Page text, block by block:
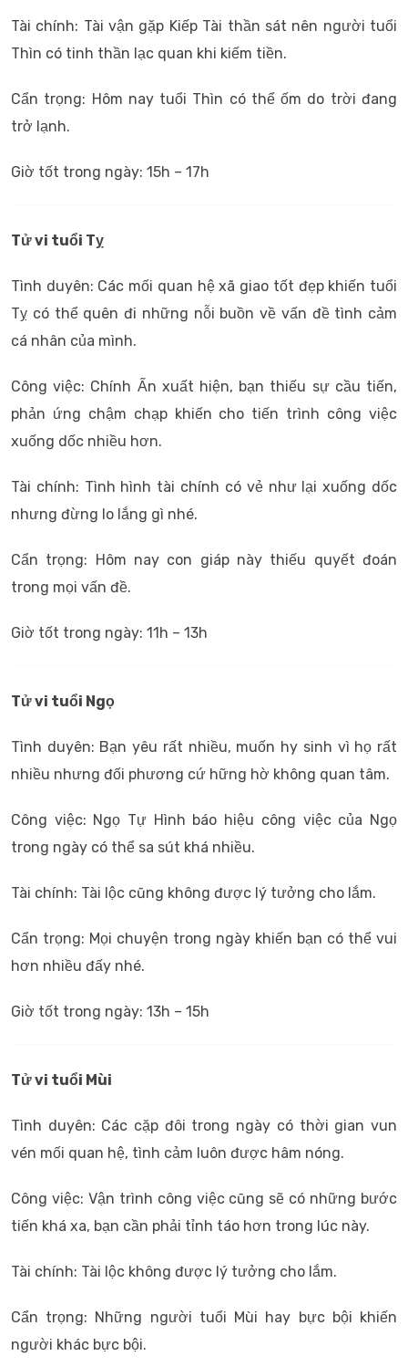
Tài chính: Tài vận gặp Kiếp Tài thần sát nên người tuổi
Thìn có tinh thần lạc quan khi kiếm tiền.
Cẩn trọng: Hôm nay tuổi Thìn có thể ốm do trời đang
trở lạnh.
Giờ tốt trong ngày: 15h – 17h
Tử vi tuổi Tỵ
Tình duyên: Các mối quan hệ xã giao tốt đẹp khiến tuổi
Tỵ có thể quên đi những nỗi buồn về vấn đề tình cảm
cá nhân của mình.
Công việc: Chính Ấn xuất hiện, bạn thiếu sự cầu tiến,
phản ứng chậm chạp khiến cho tiến trình công việc
xuống dốc nhiều hơn.
Tài chính: Tình hình tài chính có vẻ như lại xuống dốc
nhưng đừng lo lắng gì nhé.
Cẩn trọng: Hôm nay con giáp này thiếu quyết đoán
trong mọi vấn đề.
Giờ tốt trong ngày: 11h – 13h
Tử vi tuổi Ngọ
Tình duyên: Bạn yêu rất nhiều, muốn hy sinh vì họ rất
nhiều nhưng đối phương cứ hững hờ không quan tâm.
Công việc: Ngọ Tự Hình báo hiệu công việc của Ngọ
trong ngày có thể sa sút khá nhiều.
Tài chính: Tài lộc cũng không được lý tưởng cho lắm.
Cẩn trọng: Mọi chuyện trong ngày khiến bạn có thể vui
hơn nhiều đấy nhé.
Giờ tốt trong ngày: 13h – 15h
Tử vi tuổi Mùi
Tình duyên: Các cặp đôi trong ngày có thời gian vun
vén mối quan hệ, tình cảm luôn được hâm nóng.
Công việc: Vận trình công việc cũng sẽ có những bước
tiến khá xa, bạn cần phải tỉnh táo hơn trong lúc này.
Tài chính: Tài lộc không được lý tưởng cho lắm.
Cẩn trọng: Những người tuổi Mùi hay bực bội khiến
người khác bực bội.